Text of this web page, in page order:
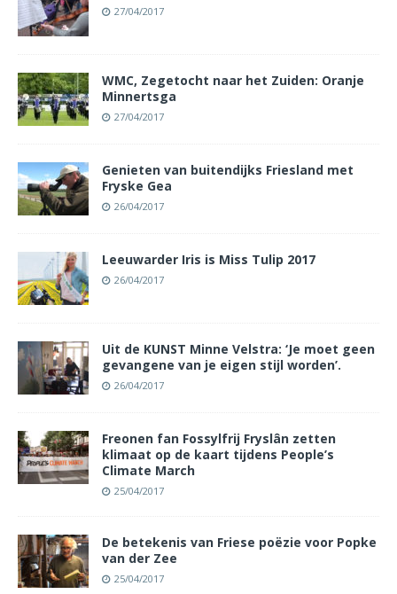
27/04/2017
WMC, Zegetocht naar het Zuiden: Oranje
Minnertsga
27/04/2017
Genieten van buitendijks Friesland met
Fryske Gea
26/04/2017
Leeuwarder Iris is Miss Tulip 2017
26/04/2017
Uit de KUNST Minne Velstra: ‘Je moet geen
gevangene van je eigen stijl worden’.
26/04/2017
Freonen fan Fossylfrij Fryslân zetten
klimaat op de kaart tijdens People’s
Climate March
25/04/2017
De betekenis van Friese poëzie voor Popke
van der Zee
25/04/2017